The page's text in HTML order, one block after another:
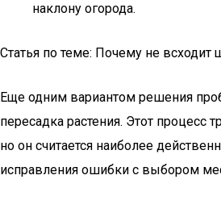
наклону огорода.
Статья по теме: Почему не всходит
Еще одним вариантом решения
пересадка растения. Этот процесс
но он считается наиболее
исправления ошибки с выбором